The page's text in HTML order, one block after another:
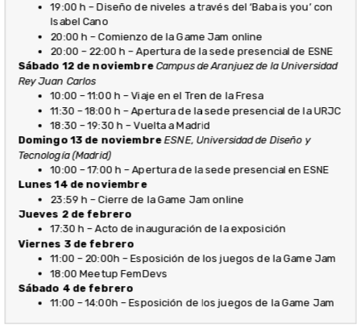
19:00 h – Diseño de niveles a través del ‘Baba is you’ con
Isabel Cano
20:00 h – Comienzo de la Game Jam online
20:00 – 22:00 h – Apertura de la sede presencial de ESNE
Sábado 12 de noviembre Campus de Aranjuez de la Universidad
Rey Juan Carlos
10:00 – 11:00 h – Viaje en el Tren de la Fresa
11:30 – 18:00 h – Apertura de la sede presencial de la URJC
18:30 – 19:30 h – Vuelta a Madrid
Domingo 13 de noviembre ESNE, Universidad de Diseño y
Tecnología (Madrid)
10:00 – 17:00 h – Apertura de la sede presencial en ESNE
Lunes 14 de noviembre
23:59 h – Cierre de la Game Jam online
Jueves 2 de febrero
17:30 h – Acto de inauguración de la exposición
Viernes 3 de febrero
11:00 – 20:00h – Esposición de los juegos de la Game Jam
18:00 Meetup FemDevs
Sábado 4 de febrero
11:00 – 14:00h – Esposición de los juegos de la Game Jam